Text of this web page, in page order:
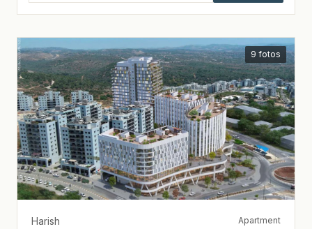
9 fotos
Harish Apartment